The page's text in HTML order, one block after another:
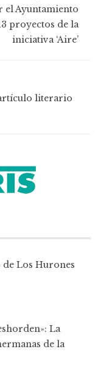
el Ayuntamiento
proyectos de la
iniciativa ‘Aire’
literario
Los Hurones
La
de la